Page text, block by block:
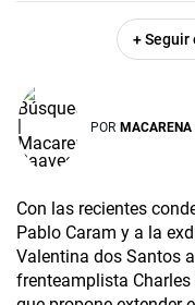
+ Seguir
POR MACARENA
Con las recientes
Pablo Caram y a la
Valentina dos Santos
frenteamplista Charles